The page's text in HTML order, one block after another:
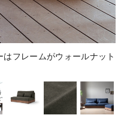
フレームがウォールナット